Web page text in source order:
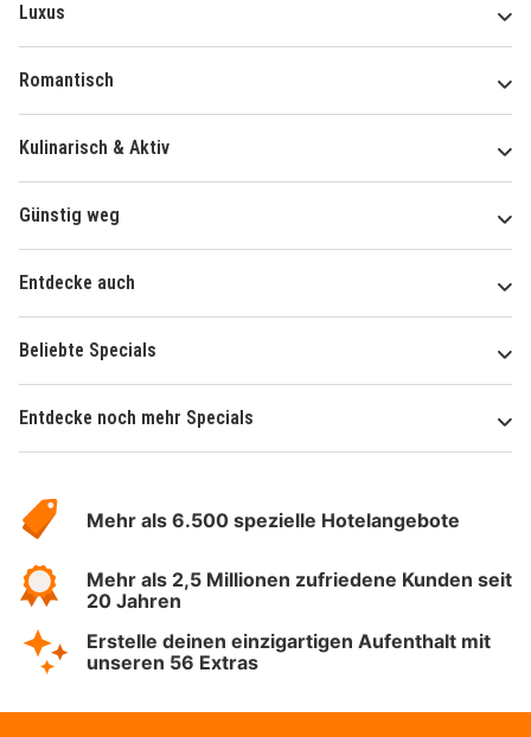
Luxus
Romantisch
Kulinarisch & Aktiv
Günstig weg
Entdecke auch
Beliebte Specials
Entdecke noch mehr Specials
Hotelspecials
Mehr als 6.500 spezielle Hotelangebote
Mehr als 2,5 Millionen zufriedene Kunden seit
20 Jahren
Erstelle deinen einzigartigen Aufenthalt mit
unseren 56 Extras